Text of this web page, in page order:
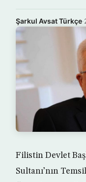
Şarkul Avsat Türkçe·
Filistin Devlet
Sultanı’nın